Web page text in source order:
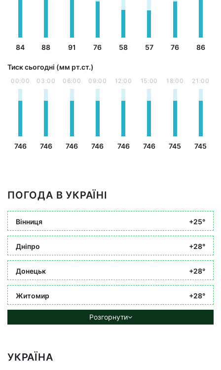
84 88 91 76 58 57 76 86
Тиск сьогодні (мм рт.ст.)
00:00
746
03:00
746
06:00
746
09:00
746
12:00
746
15:00
746
18:00
745
21:00
745
ПОГОДА В УКРАЇНІ
Вінниця +25°
Дніпро +28°
Донецьк +28°
Житомир +28°
Розгорнути
УКРАЇНА